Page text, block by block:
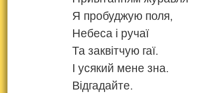
Я пробуджую поля,
Небеса і ручаї
Та заквітчую гаї.
І усякий мене зна.
Відгадайте.